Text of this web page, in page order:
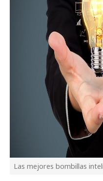
Las mejores bombillas